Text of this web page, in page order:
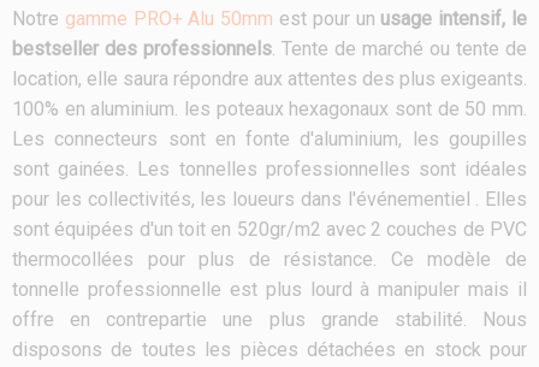
Notre gamme PRO+ Alu 50mm est pour un usage intensif, le
bestseller des professionnels. Tente de marché ou tente de
location, elle saura répondre aux attentes des plus exigeants.
100% en aluminium. les poteaux hexagonaux sont de 50 mm.
Les connecteurs sont en fonte d'aluminium, les goupilles
sont gainées. Les tonnelles professionnelles sont idéales
pour les collectivités, les loueurs dans l'événementiel . Elles
sont équipées d'un toit en 520gr/m2 avec 2 couches de PVC
thermocollées pour plus de résistance. Ce modèle de
tonnelle professionnelle est plus lourd à manipuler mais il
offre en contrepartie une plus grande stabilité. Nous
disposons de toutes les pièces détachées en stock pour